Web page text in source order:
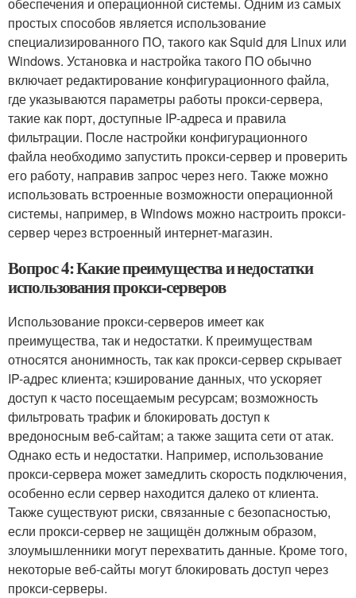
простых способов является использование
специализированного ПО, такого как Squid для Linux или
Windows. Установка и настройка такого ПО обычно
включает редактирование конфигурационного файла,
где указываются параметры работы прокси-сервера,
такие как порт, доступные IP-адреса и правила
фильтрации. После настройки конфигурационного
файла необходимо запустить прокси-сервер и проверить
его работу, направив запрос через него. Также можно
использовать встроенные возможности операционной
системы, например, в Windows можно настроить прокси-
сервер через встроенный интернет-магазин.
Вопрос 4: Какие преимущества и недостатки
использования прокси-серверов
Использование прокси-серверов имеет как
преимущества, так и недостатки. К преимуществам
относятся анонимность, так как прокси-сервер скрывает
IP-адрес клиента; кэширование данных, что ускоряет
доступ к часто посещаемым ресурсам; возможность
фильтровать трафик и блокировать доступ к
вредоносным веб-сайтам; а также защита сети от атак.
Однако есть и недостатки. Например, использование
прокси-сервера может замедлить скорость подключения,
особенно если сервер находится далеко от клиента.
Также существуют риски, связанные с безопасностью,
если прокси-сервер не защищён должным образом,
злоумышленники могут перехватить данные. Кроме того,
некоторые веб-сайты могут блокировать доступ через
прокси-серверы.